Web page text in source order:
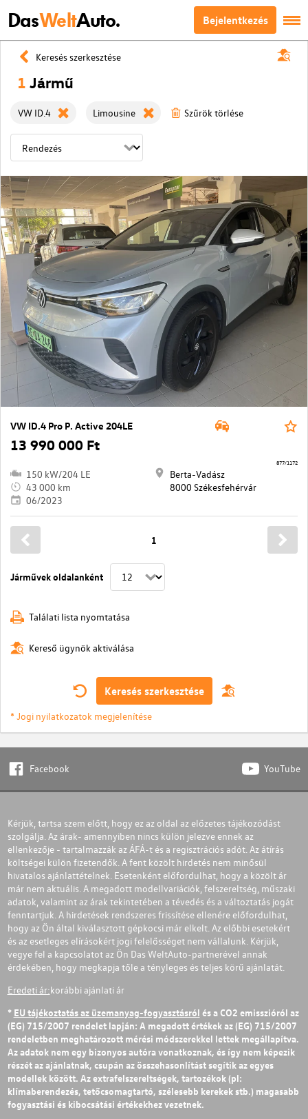
DasWeltAuto. Bejelentkezés
Keresés szerkesztése
1 Jármű
VW ID.4 Limousine Szűrök törlése
VW ID.4 Pro P. Active 204LE
13 990 000 Ft
150 kW/204 LE
43 000 km
06/2023
Berta-Vadász
8000 Székesfehérvár
877/1172
Járművek oldalanként
1
Találati lista nyomtatása
Kereső ügynök aktiválása
Keresés szerkesztése
* Jogi nyilatkozatok megjelenítése
Facebook YouTube
Kérjük, tartsa szem előtt, hogy ez az oldal az előzetes tájékozódást
szolgálja. Az árak- amennyiben nincs külön jelezve ennek az
ellenkezője - tartalmazzák az ÁFÁ-t és a regisztrációs adót. Az átírás
költségei külön fizetendők. A fent közölt hirdetés nem minősül
hivatalos ajánlattételnek. Esetenként előfordulhat, hogy a közölt ár
már nem aktuális. A megadott modellvariációk, felszereltség, műszaki
adatok, valamint az árak tekintetében a tévedés és a változtatás jogát
fenntartjuk. A hirdetések rendszeres frissítése ellenére előfordulhat,
hogy az Ön által kiválasztott gépkocsi már elkelt. Az előbbi esetekért
és az esetleges elírásokért jogi felelősséget nem vállalunk. Kérjük,
vegye fel a kapcsolatot az Ön Das WeltAuto-partnerével annak
érdekében, hogy megkapja tőle a tényleges és teljes körű ajánlatát.
Eredeti ár:korábbi ajánlati ár
* EU tájékoztatás az üzemanyag-fogyasztásról és a CO2 emisszióról az
(EG) 715/2007 rendelet lapján: A megadott értékek az (EG) 715/2007
rendeletben meghatározott mérési módszerekkel lettek megállapítva.
Az adatok nem egy bizonyos autóra vonatkoznak, és így nem képezik
részét az ajánlatnak, csupán az összehasonlítást segítik az egyes
modellek között. Az extrafelszereltségek, tartozékok (pl:
klímaberendezés, tetőcsomagtartó, szélesebb kerekek stb.) magasabb
fogyasztási és kibocsátási értékekhez vezetnek.